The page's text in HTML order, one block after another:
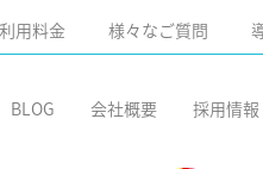
利用料金 様々なご質問
BLOG 会社概要 採用情報